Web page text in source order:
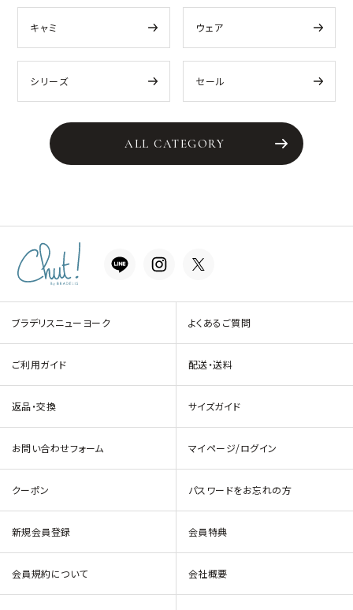
キャミ ウェア
シリーズ セール
ALL CATEGORY
ブラデリスニューヨーク よくあるご質問
ご利用ガイド 配送・送料
返品・交換 サイズガイド
お問い合わせフォーム マイページ/ログイン
クーポン パスワードをお忘れの方
新規会員登録 会員特典
会員規約について 会社概要